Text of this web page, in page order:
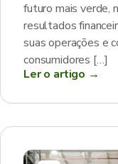
futuro mais verde,
resultados
suas operações e
consumidores […]
Ler o artigo →